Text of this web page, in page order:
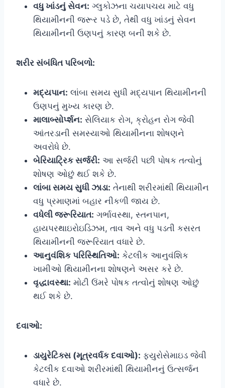
વધુ ખાંડનું સેવન: ગ્લુકોઝના ચયાપચય માટે વધુ
થિયામીનની જરૂર પડે છે, તેથી વધુ ખાંડનું સેવન
થિયામીનની ઉણપનું કારણ બની શકે છે.
શરીર સંબંધિત પરિબળો:
મદ્યપાન: લાંબા સમય સુધી મદ્યપાન થિયામીનની
ઉણપનું મુખ્ય કારણ છે.
માલાબ્સોર્પ્શન: સેલિયાક રોગ, ક્રોહન રોગ જેવી
આંતરડાની સમસ્યાઓ થિયામીનના શોષણને
અવરોધે છે.
બેરિયાટ્રિક સર્જરી: આ સર્જરી પછી પોષક તત્વોનું
શોષણ ઓછું થઈ શકે છે.
લાંબા સમય સુધી ઝાડા: તેનાથી શરીરમાંથી થિયામીન
વધુ પ્રમાણમાં બહાર નીકળી જાય છે.
વધેલી જરૂરિયાત: ગર્ભાવસ્થા, સ્તનપાન,
હાયપરથાઇરોઇડિઝમ, તાવ અને વધુ પડતી કસરત
થિયામીનની જરૂરિયાત વધારે છે.
આનુવંશિક પરિસ્થિતિઓ: કેટલીક આનુવંશિક
ખામીઓ થિયામીનના શોષણને અસર કરે છે.
વૃદ્ધાવસ્થા: મોટી ઉંમરે પોષક તત્વોનું શોષણ ઓછું
થઈ શકે છે.
દવાઓ:
ડાયુરેટિક્સ (મૂત્રવર્ધક દવાઓ): ફ્યુરોસેમાઇડ જેવી
કેટલીક દવાઓ શરીરમાંથી થિયામીનનું ઉત્સર્જન
વધારે છે.